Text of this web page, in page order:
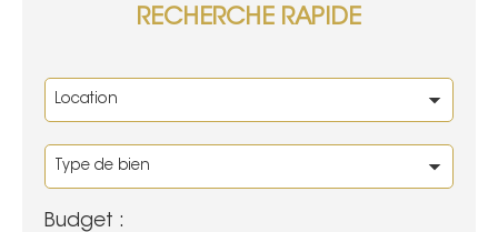
RECHERCHE RAPIDE
Budget :